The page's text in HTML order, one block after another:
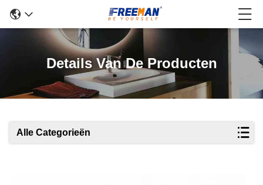
Details Van De Producten
Alle Categorieën